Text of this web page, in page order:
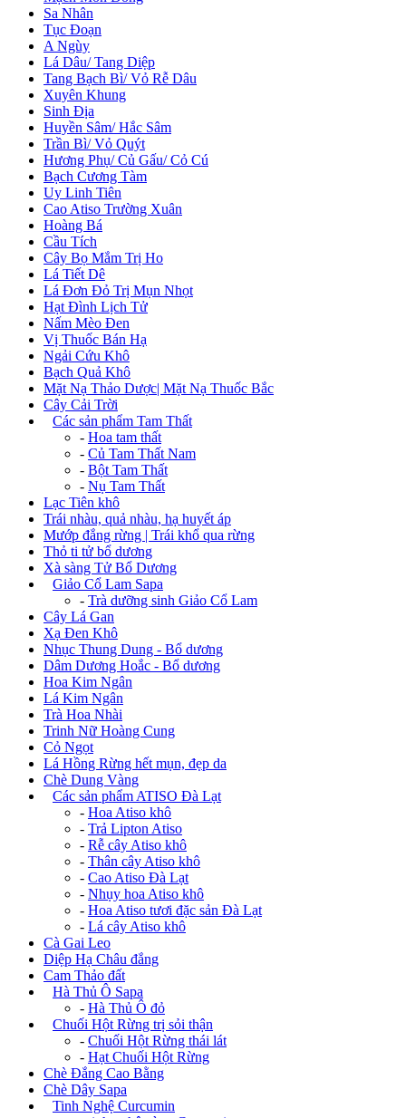
Sa Nhân
Tục Đoạn
A Ngùy
Lá Dâu/ Tang Diệp
Tang Bạch Bì/ Vỏ Rễ Dâu
Xuyên Khung
Sinh Địa
Huyền Sâm/ Hắc Sâm
Trần Bì/ Vỏ Quýt
Hương Phụ/ Củ Gấu/ Cỏ Cú
Bạch Cương Tàm
Uy Linh Tiên
Cao Atiso Trường Xuân
Hoàng Bá
Cầu Tích
Cây Bọ Mắm Trị Ho
Lá Tiết Dê
Lá Đơn Đỏ Trị Mụn Nhọt
Hạt Đình Lịch Tử
Nấm Mèo Đen
Vị Thuốc Bán Hạ
Ngải Cứu Khô
Bạch Quả Khô
Mặt Nạ Thảo Dược| Mặt Nạ Thuốc Bắc
Cây Cải Trời
Các sản phẩm Tam Thất
- Hoa tam thất
- Củ Tam Thất Nam
- Bột Tam Thất
- Nụ Tam Thất
Lạc Tiên khô
Trái nhàu, quả nhàu, hạ huyết áp
Mướp đắng rừng | Trái khổ qua rừng
Thỏ ti tử bổ dương
Xà sàng Tử Bổ Dương
Giảo Cổ Lam Sapa
- Trà dưỡng sinh Giảo Cổ Lam
Cây Lá Gan
Xạ Đen Khô
Nhục Thung Dung - Bổ dương
Dâm Dương Hoắc - Bổ dương
Hoa Kim Ngân
Lá Kim Ngân
Trà Hoa Nhài
Trinh Nữ Hoàng Cung
Cỏ Ngọt
Lá Hồng Rừng hết mụn, đẹp da
Chè Dung Vàng
Các sản phẩm ATISO Đà Lạt
- Hoa Atiso khô
- Trả Lipton Atiso
- Rễ cây Atiso khô
- Thân cây Atiso khô
- Cao Atiso Đà Lạt
- Nhụy hoa Atiso khô
- Hoa Atiso tươi đặc sản Đà Lạt
- Lá cây Atiso khô
Cà Gai Leo
Diệp Hạ Châu đắng
Cam Thảo đất
Hà Thủ Ô Sapa
- Hà Thủ Ô đỏ
Chuối Hột Rừng trị sỏi thận
- Chuối Hột Rừng thái lát
- Hạt Chuối Hột Rừng
Chè Đắng Cao Bằng
Chè Dây Sapa
Tinh Nghệ Curcumin